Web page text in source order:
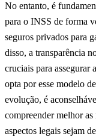
No entanto, é
para o INSS de forma
seguros privados para
disso, a transparência
cruciais para assegurar
opta por esse modelo
evolução, é
compreender melhor
aspectos legais sejam